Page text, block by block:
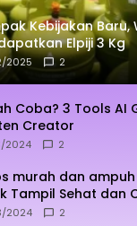
Kebijakan Baru,
Elpiji 3 Kg
2025 2
Coba? 3 Tools AI
Creator
2024 2
murah dan
Tampil Sehat dan
2024 2